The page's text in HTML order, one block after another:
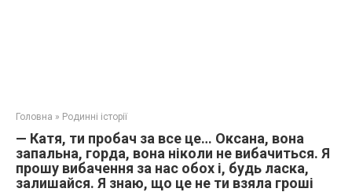
Головна » Родинні історії
— Катя, ти пробач за все це… Оксана, вона
запальна, горда, вона ніколи не вибачиться. Я
прошу вибачення за нас обох і, будь ласка,
залишайся. Я знаю, що це не ти взяла гроші